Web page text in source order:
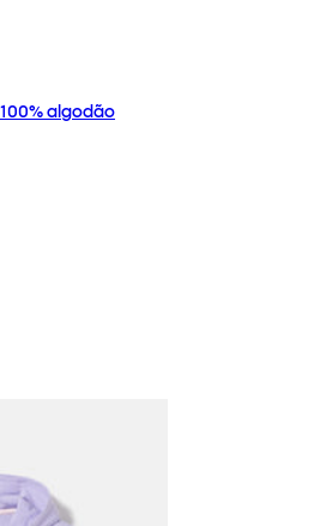
algodão